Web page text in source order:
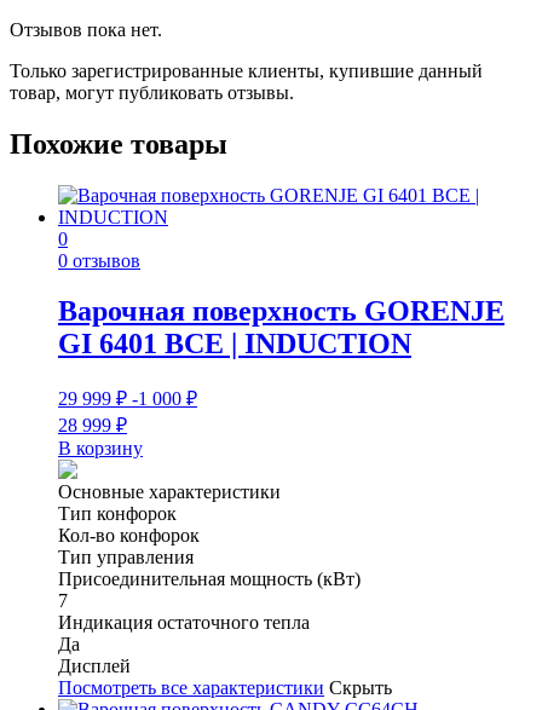
Отзывов пока нет.
Только зарегистрированные клиенты, купившие данный
товар, могут публиковать отзывы.
Похожие товары
0
0 отзывов
Варочная поверхность GORENJE
GI 6401 BCE | INDUCTION
29 999 ₽ -1 000 ₽
28 999 ₽
В корзину
Основные характеристики
Тип конфорок
Кол-во конфорок
Тип управления
Присоединительная мощность (кВт)
7
Индикация остаточного тепла
Да
Дисплей
Посмотреть все характеристики Скрыть